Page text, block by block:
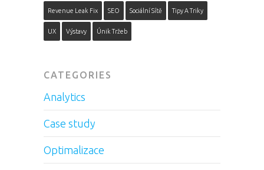
Revenue Leak Fix SEO Sociální Sítě Tipy A Triky
UX Výstavy Únik Tržeb
CATEGORIES
Analytics
Case study
Optimalizace